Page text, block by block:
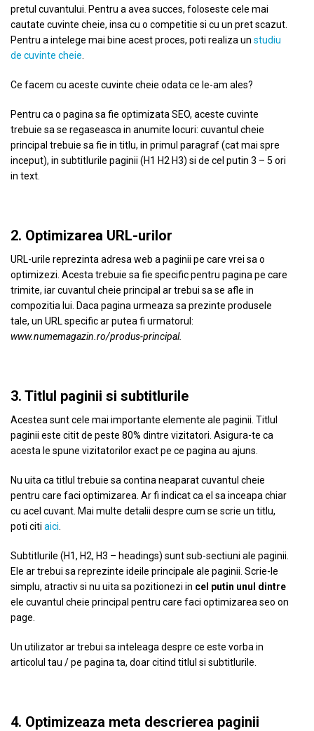
pretul cuvantului. Pentru a avea succes, foloseste cele mai
cautate cuvinte cheie, insa cu o competitie si cu un pret scazut.
Pentru a intelege mai bine acest proces, poti realiza un studiu
de cuvinte cheie.
Ce facem cu aceste cuvinte cheie odata ce le-am ales?
Pentru ca o pagina sa fie optimizata SEO, aceste cuvinte
trebuie sa se regaseasca in anumite locuri: cuvantul cheie
principal trebuie sa fie in titlu, in primul paragraf (cat mai spre
inceput), in subtitlurile paginii (H1 H2 H3) si de cel putin 3 – 5 ori
in text.
2. Optimizarea URL-urilor
URL-urile reprezinta adresa web a paginii pe care vrei sa o
optimizezi. Acesta trebuie sa fie specific pentru pagina pe care
trimite, iar cuvantul cheie principal ar trebui sa se afle in
compozitia lui. Daca pagina urmeaza sa prezinte produsele
tale, un URL specific ar putea fi urmatorul:
www.numemagazin.ro/produs-principal.
3. Titlul paginii si subtitlurile
Acestea sunt cele mai importante elemente ale paginii. Titlul
paginii este citit de peste 80% dintre vizitatori. Asigura-te ca
acesta le spune vizitatorilor exact pe ce pagina au ajuns.
Nu uita ca titlul trebuie sa contina neaparat cuvantul cheie
pentru care faci optimizarea. Ar fi indicat ca el sa inceapa chiar
cu acel cuvant. Mai multe detalii despre cum se scrie un titlu,
poti citi aici
Subtitlurile (H1, H2, H3 – headings) sunt sub-sectiuni ale paginii.
Ele ar trebui sa reprezinte ideile principale ale paginii. Scrie-le
simplu, atractiv si nu uita sa pozitionezi in cel putin unul dintre
ele cuvantul cheie principal pentru care faci optimizarea seo on
page.
Un utilizator ar trebui sa inteleaga despre ce este vorba in
articolul tau / pe pagina ta, doar citind titlul si subtitlurile.
4. Optimizeaza meta descrierea paginii